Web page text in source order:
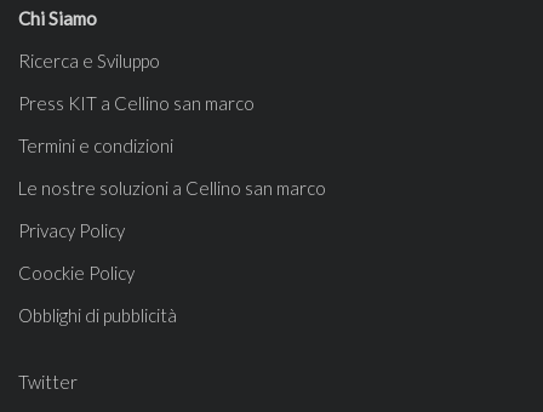
Chi Siamo
Ricerca e Sviluppo
Press KIT a Cellino san marco
Termini e condizioni
Le nostre soluzioni a Cellino san marco
Privacy Policy
Coockie Policy
Obblighi di pubblicità
Twitter